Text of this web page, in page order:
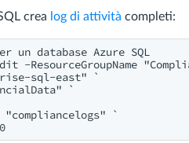
crea log di attività completi:
database Azure SQL
-ResourceGroupName
sql-east" `
`
"compliancelogs" `